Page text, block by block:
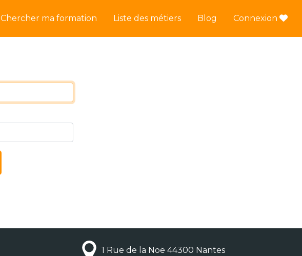
Chercher ma formation Liste des métiers Blog Connexion
1 Rue de la Noë 44300 Nantes